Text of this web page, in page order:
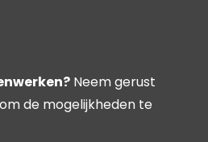
Neem gerust
de mogelijkheden te